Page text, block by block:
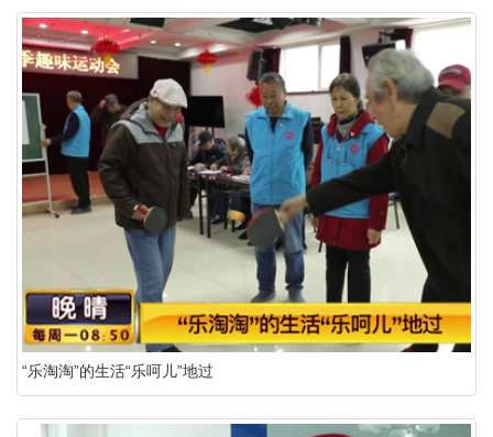
“乐淘淘”的生活“乐呵儿”地过